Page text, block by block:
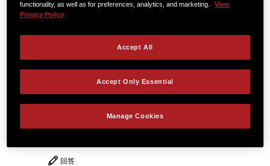
23質問
0
Does the 414ce come with a nut
width of 1 11/16"?
2026年3月7日
ベストアンサー： No, it's 1 3/4".
スタッフ 2026年3月19日
回答
functionality, as well as for preferences, analytics, and marketing.
View
Privacy Policy
Manage Cookies
Accept Only Essential
Accept All